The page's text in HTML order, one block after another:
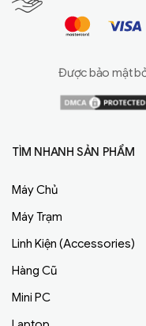
Được bảo mật
TÌM NHANH SẢN PHẨM
Máy Chủ
Máy Trạm
Linh Kiện (Accessories)
Hàng Cũ
Mini PC